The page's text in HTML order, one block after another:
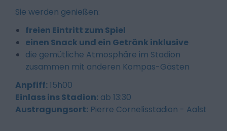
Sie werden genießen:
freien Eintritt zum Spiel
einen Snack und ein Getränk inklusive
die gemütliche Atmosphäre im Stadion
zusammen mit anderen Kompas-Gästen
Anpfiff:15h00
Einlass ins Stadion: ab 13:30
Austragungsort: Pierre Cornelisstadion - Aalst